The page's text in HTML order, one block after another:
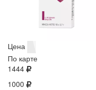
Цена
По карте
1444
1000